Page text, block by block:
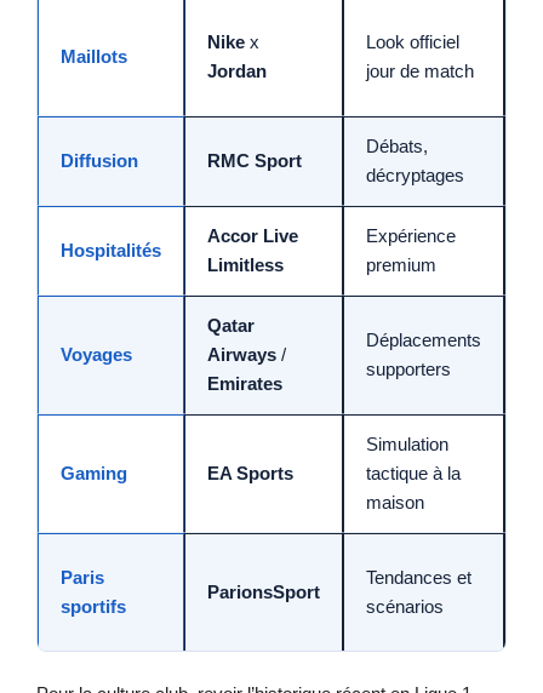
Maillots
Nike x
Jordan
Look officiel
jour de match
Diffusion RMC Sport
Débats,
décryptages
Hospitalités
Accor Live
Limitless
Expérience
premium
Voyages
Qatar
Airways /
Emirates
Déplacements
supporters
Gaming EA Sports
Simulation
tactique à la
maison
Paris
sportifs
ParionsSport
Tendances et
scénarios